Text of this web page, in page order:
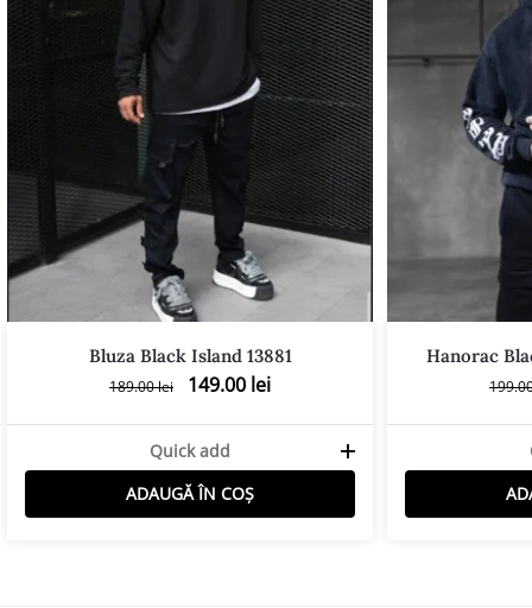
Bluza Black Island 13881
189.00lei 149.00 lei
Quick add
ADAUGĂ ÎN COȘ
Hanorac